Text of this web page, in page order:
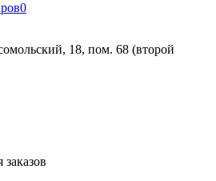
0
18, пом. 68 (второй
заказов